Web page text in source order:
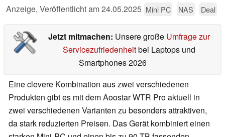
Anzeige, Veröffentlicht am24.05.2025 Mini PC NAS Deal
Jetzt mitmachen: Unsere große Umfrage zur
Servicezufriedenheitbei Laptops und
Smartphones 2026
Eine clevere Kombination aus zwei verschiedenen
Produkten gibt es mit dem Aoostar WTR Pro aktuell in
zwei verschiedenen Varianten zu besonders attraktiven,
da stark reduzierten Preisen. Das Gerät kombiniert einen